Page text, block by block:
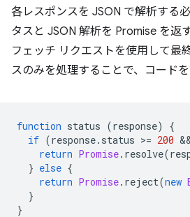
各レスポンスを JSON で解析する
タスと JSON 解析を Promise を返
フェッチ リクエストを使用して最
スのみを処理することで、コードを
function status (response)
{
if (response. status >= 200
return Promise. resolve(
} else {
return Promise. reject(new
}
}